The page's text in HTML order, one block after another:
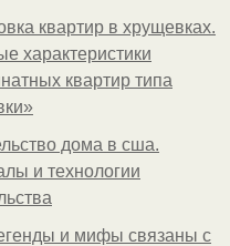
квартир в хрущевках.
характеристики
квартир типа
дома в сша.
и технологии
и мифы связаны с